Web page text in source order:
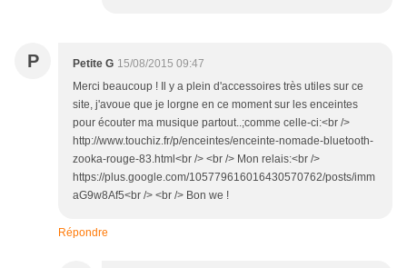
P Petite G 15/08/2015 09:47
Merci beaucoup ! Il y a plein d'accessoires très utiles sur ce
site, j'avoue que je lorgne en ce moment sur les enceintes
pour écouter ma musique partout..;comme celle-ci:<br />
http://www.touchiz.fr/p/enceintes/enceinte-nomade-bluetooth-
zooka-rouge-83.html<br /> <br /> Mon relais:<br />
https://plus.google.com/105779616016430570762/posts/imm
aG9w8Af5<br /> <br /> Bon we !
Répondre